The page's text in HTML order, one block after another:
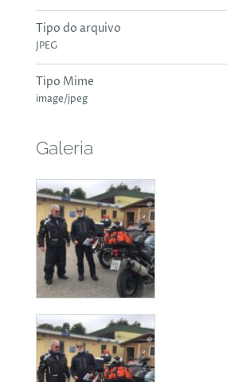
Tipo do arquivo
JPEG
Tipo Mime
image/jpeg
Galeria